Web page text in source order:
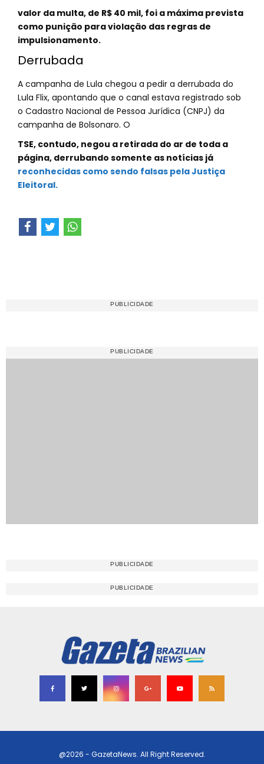
valor da multa, de R$ 40 mil, foi a máxima prevista
como punição para violação das regras de
impulsionamento.
Derrubada
A campanha de Lula chegou a pedir a derrubada do
Lula Flix, apontando que o canal estava registrado sob
o Cadastro Nacional de Pessoa Jurídica (CNPJ) da
campanha de Bolsonaro. O
TSE, contudo, negou a retirada do ar de toda a
página, derrubando somente as notícias já
reconhecidas como sendo falsas pela Justiça
Eleitoral.
@2026 - GazetaNews. All Right Reserved.